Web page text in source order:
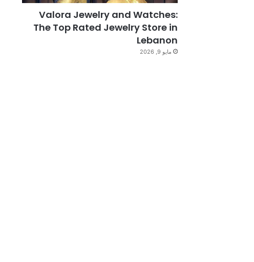
Valora Jewelry and Watches:
The Top Rated Jewelry Store in
Lebanon
مايو 9, 2026